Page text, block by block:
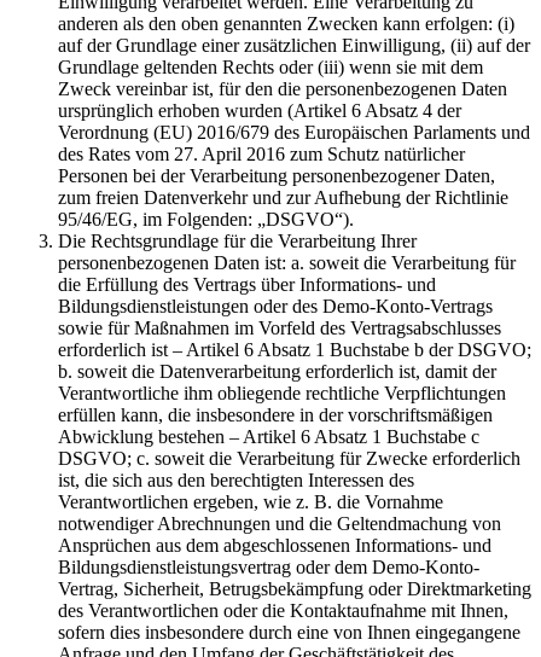
anderen als den oben genannten Zwecken kann erfolgen: (i)
auf der Grundlage einer zusätzlichen Einwilligung, (ii) auf der
Grundlage geltenden Rechts oder (iii) wenn sie mit dem
Zweck vereinbar ist, für den die personenbezogenen Daten
ursprünglich erhoben wurden (Artikel 6 Absatz 4 der
Verordnung (EU) 2016/679 des Europäischen Parlaments und
des Rates vom 27. April 2016 zum Schutz natürlicher
Personen bei der Verarbeitung personenbezogener Daten,
zum freien Datenverkehr und zur Aufhebung der Richtlinie
95/46/EG, im Folgenden: „DSGVO“).
Die Rechtsgrundlage für die Verarbeitung Ihrer
personenbezogenen Daten ist: a. soweit die Verarbeitung für
die Erfüllung des Vertrags über Informations- und
Bildungsdienstleistungen oder des Demo-Konto-Vertrags
sowie für Maßnahmen im Vorfeld des Vertragsabschlusses
erforderlich ist – Artikel 6 Absatz 1 Buchstabe b der DSGVO;
b. soweit die Datenverarbeitung erforderlich ist, damit der
Verantwortliche ihm obliegende rechtliche Verpflichtungen
erfüllen kann, die insbesondere in der vorschriftsmäßigen
Abwicklung bestehen – Artikel 6 Absatz 1 Buchstabe c
DSGVO; c. soweit die Verarbeitung für Zwecke erforderlich
ist, die sich aus den berechtigten Interessen des
Verantwortlichen ergeben, wie z. B. die Vornahme
notwendiger Abrechnungen und die Geltendmachung von
Ansprüchen aus dem abgeschlossenen Informations- und
Bildungsdienstleistungsvertrag oder dem Demo-Konto-
Vertrag, Sicherheit, Betrugsbekämpfung oder Direktmarketing
des Verantwortlichen oder die Kontaktaufnahme mit Ihnen,
sofern dies insbesondere durch eine von Ihnen eingegangene